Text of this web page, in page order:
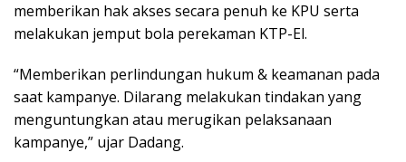
memberikan hak akses secara penuh ke KPU serta
melakukan jemput bola perekaman KTP-El.
“Memberikan perlindungan hukum & keamanan pada
saat kampanye. Dilarang melakukan tindakan yang
menguntungkan atau merugikan pelaksanaan
kampanye,” ujar Dadang.